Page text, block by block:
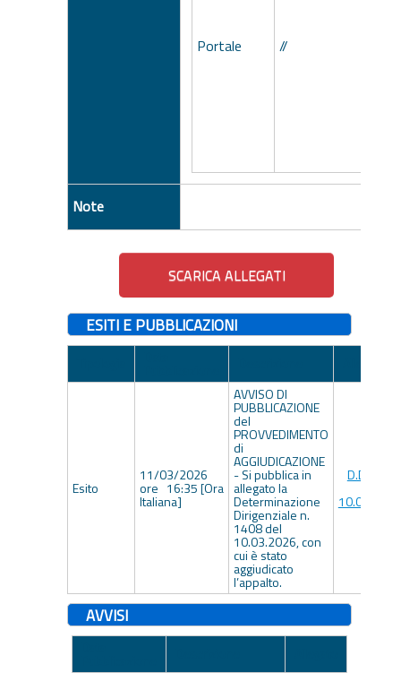
Portale //
Note
ESITI E PUBBLICAZIONI
Esito
11/03/2026
ore 16:35 [Ora
Italiana]
AVVISO DI
PUBBLICAZIONE
del
PROVVEDIMENTO
di
AGGIUDICAZIONE
- Si pubblica in
allegato la
Determinazione
Dirigenziale n.
1408 del
10.03.2026, con
cui è stato
aggiudicato
l’appalto.
D.D. n.
AVVISI